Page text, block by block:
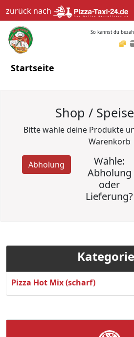
zurück nach
So kannst du
Startseite
Shop /
Bitte wähle deine Produkte
Warenkorb
Abholung
Wähle:
Abholung
oder
Lieferung?
Pizza Hot Mix (scharf)